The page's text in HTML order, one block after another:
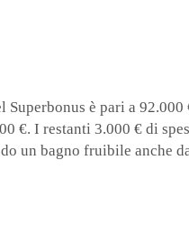
è pari a
€. I restanti 3.000 € di
un bagno fruibile anche